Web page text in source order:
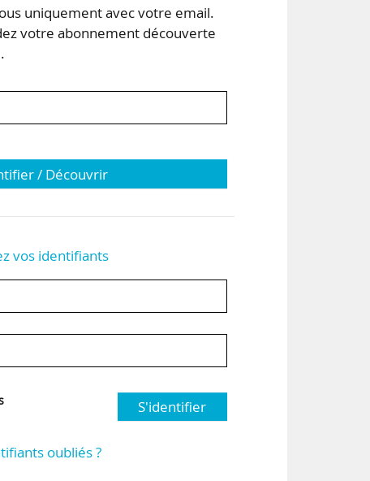
uniquement avec votre email.
votre abonnement découverte
/ Découvrir
vos identifiants
S'identifier
oubliés ?